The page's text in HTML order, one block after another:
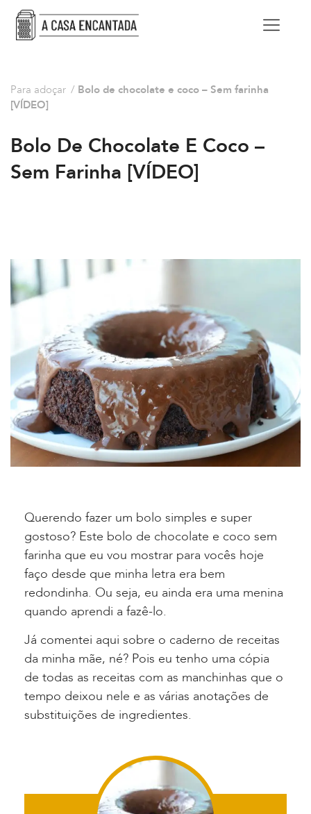
Para adoçar / Bolo de chocolate e coco – Sem farinha
[VÍDEO]
Bolo De Chocolate E Coco –
Sem Farinha [VÍDEO]
Querendo fazer um bolo simples e super
gostoso? Este bolo de chocolate e coco sem
farinha que eu vou mostrar para vocês hoje
faço desde que minha letra era bem
redondinha. Ou seja, eu ainda era uma menina
quando aprendi a fazê-lo.
Já comentei aqui sobre o caderno de receitas
da minha mãe, né? Pois eu tenho uma cópia
de todas as receitas com as manchinhas que o
tempo deixou nele e as várias anotações de
substituições de ingredientes.